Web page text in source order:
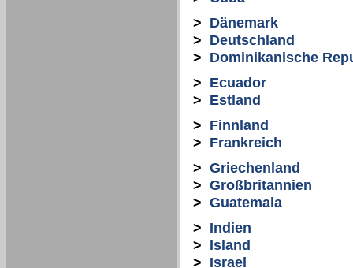
> Dänemark
> Deutschland
> Dominikanische
> Ecuador
> Estland
> Finnland
> Frankreich
> Griechenland
> Großbritannien
> Guatemala
> Indien
> Island
> Israel